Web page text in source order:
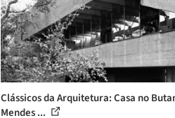
Clássicos da Arquitetura: Casa no
Mendes ...